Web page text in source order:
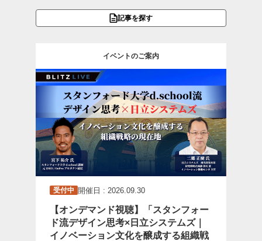
記事を探す
イベントのご案内
受付中 開催日 : 2026.09.30
【オンデマンド視聴】「スタンフォー
ド流デザイン思考×日立システムズ｜
イノベーション文化を醸成する組織戦